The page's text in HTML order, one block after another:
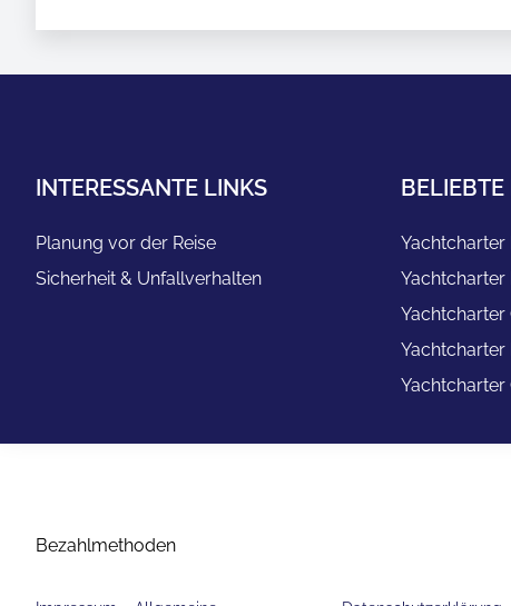
INTERESSANTE LINKS
Planung vor der Reise
Sicherheit & Unfallverhalten
BELIEBTE
Yachtcharter
Yachtcharter
Yachtcharter
Yachtcharter
Yachtcharter
Bezahlmethoden